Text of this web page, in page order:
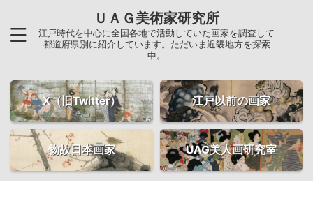
ＵＡＧ美術家研究所
江戸時代を中心に全国各地で活動していた画家を調査して
都道府県別に紹介しています。ただいま近畿地方を探索
中。
X（旧Twitter） 江戸以前の画家
物故日本画家 UAG美人画研究室